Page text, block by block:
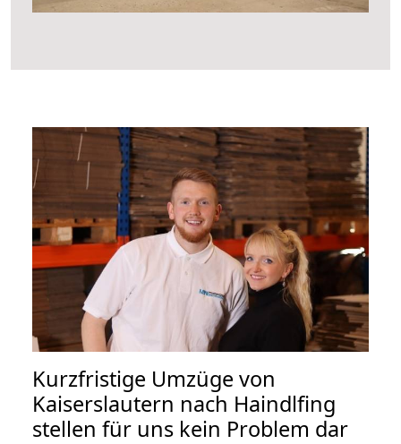
Kurzfristige Umzüge von
Kaiserslautern nach Haindlfing
stellen für uns kein Problem dar